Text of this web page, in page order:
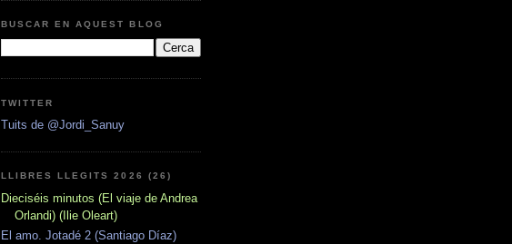
BUSCAR EN AQUEST BLOG
TWITTER
Tuits de @Jordi_Sanuy
LLIBRES LLEGITS 2026 (26)
Dieciséis minutos (El viaje de Andrea
Orlandi) (Ilie Oleart)
El amo. Jotadé 2 (Santiago Díaz)